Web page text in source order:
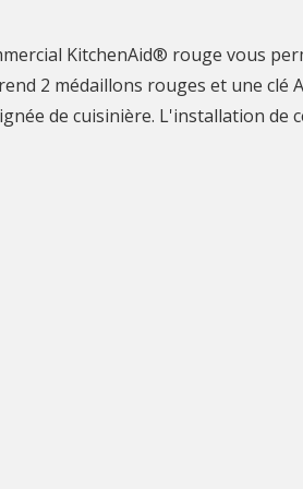
KitchenAid® rouge vous
2 médaillons rouges et une clé
de cuisinière. L'installation de